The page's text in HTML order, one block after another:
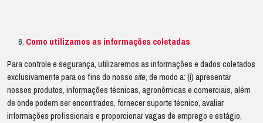
Como utilizamos as informações coletadas
Para controle e segurança, utilizaremos as informações e dados coletados
exclusivamente para os fins do nossosite, de modo a: (i) apresentar
nossos produtos, informações técnicas, agronômicas e comerciais, além
de onde podem ser encontrados, fornecer suporte técnico, avaliar
informações profissionais e proporcionar vagas de emprego e estágio,